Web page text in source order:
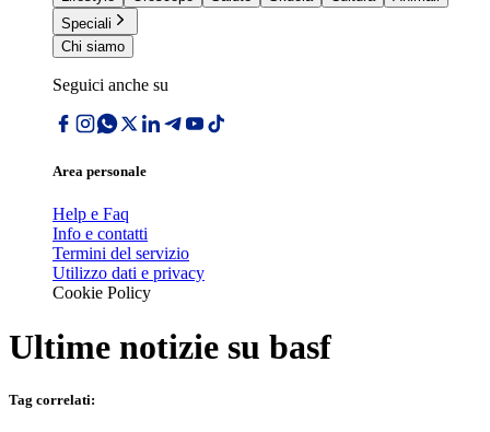
Speciali
Chi siamo
Seguici anche su
Area personale
Help e Faq
Info e contatti
Termini del servizio
Utilizzo dati e privacy
Cookie Policy
Ultime notizie su basf
Tag correlati: